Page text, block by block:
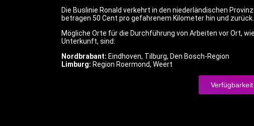
Die Buslinie Ronald verkehrt in den niederländischen
betragen 50 Cent pro gefahrenem Kilometer hin und zurück.
Mögliche Orte für die Durchführung von Arbeiten vor Ort,
Unterkunft, sind:
Nordbrabant: Eindhoven, Tilburg, Den Bosch-Region
Limburg: Region Roermond, Weert